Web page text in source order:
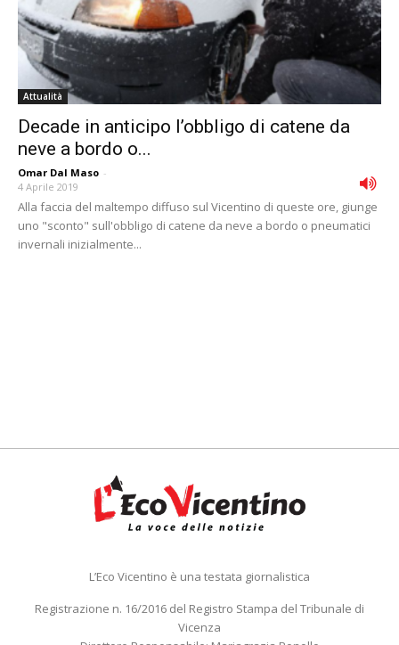
Attualità
Decade in anticipo l’obbligo di catene da
neve a bordo o...
Omar Dal Maso -
4 Aprile 2019
Alla faccia del maltempo diffuso sul Vicentino di queste ore, giunge
uno "sconto" sull'obbligo di catene da neve a bordo o pneumatici
invernali inizialmente...
L’Eco Vicentino è una testata giornalistica
Registrazione n. 16/2016 del Registro Stampa del Tribunale di
Vicenza